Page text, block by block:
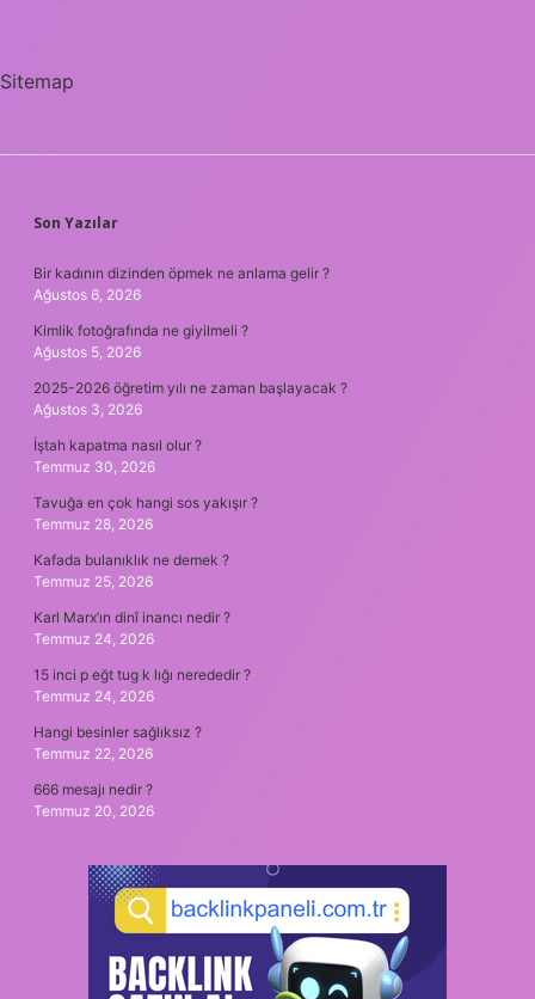
Sitemap
SIDEBAR
Son Yazılar
Bir kadının dizinden öpmek ne anlama gelir ?
Ağustos 6, 2026
Kimlik fotoğrafında ne giyilmeli ?
Ağustos 5, 2026
2025-2026 öğretim yılı ne zaman başlayacak ?
Ağustos 3, 2026
İştah kapatma nasıl olur ?
Temmuz 30, 2026
Tavuğa en çok hangi sos yakışır ?
Temmuz 28, 2026
Kafada bulanıklık ne demek ?
Temmuz 25, 2026
Karl Marx’ın dinî inancı nedir ?
Temmuz 24, 2026
15 inci p eğt tug k lığı nerededir ?
Temmuz 24, 2026
Hangi besinler sağlıksız ?
Temmuz 22, 2026
666 mesajı nedir ?
Temmuz 20, 2026